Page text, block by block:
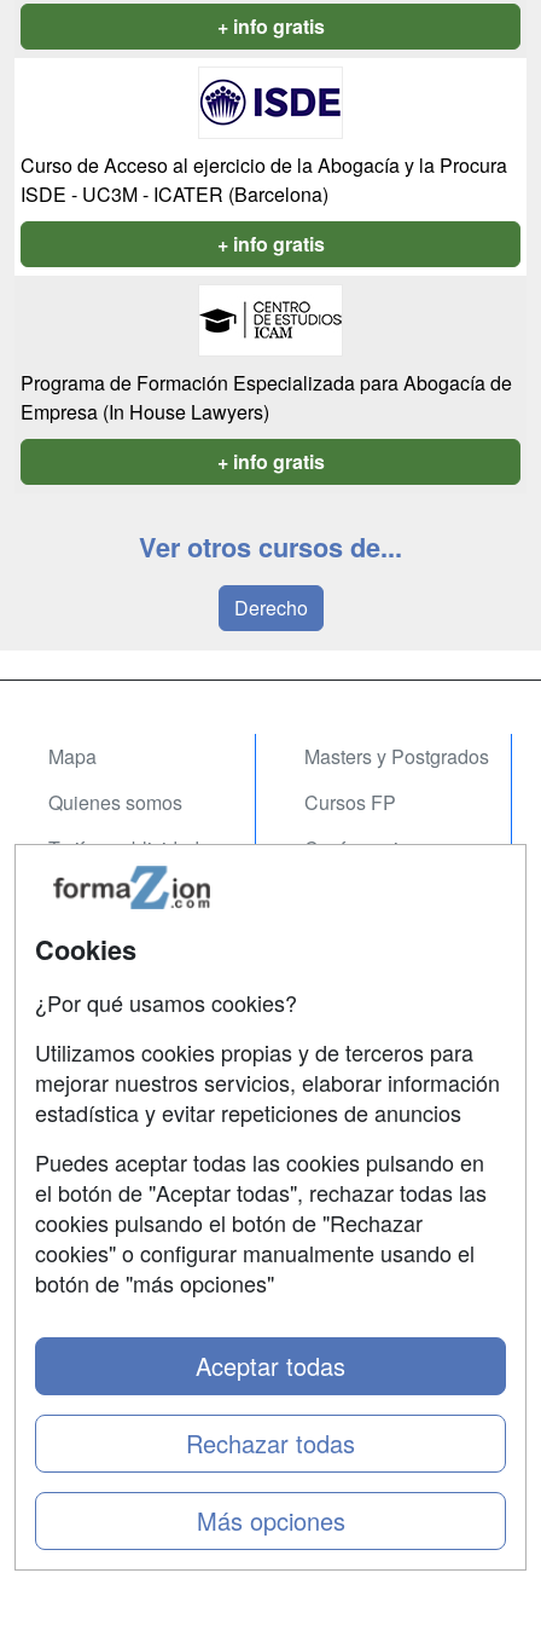
+ info gratis
Curso de Acceso al ejercicio de la Abogacía y la Procura
ISDE - UC3M - ICATER (Barcelona)
+ info gratis
Programa de Formación Especializada para Abogacía de
Empresa (In House Lawyers)
+ info gratis
Ver otros cursos de...
Derecho
Mapa
Quienes somos
Tarifas publicidad
Acceso Usuarios
Acceso Centros
Masters y Postgrados
Cursos FP
Conferencias
Contactar
Confidencialidad
Aviso legal
Copyleft
Cookies
¿Por qué usamos cookies?
Utilizamos cookies propias y de terceros para
mejorar nuestros servicios, elaborar información
estadística y evitar repeticiones de anuncios
Puedes aceptar todas las cookies pulsando en
el botón de "Aceptar todas", rechazar todas las
cookies pulsando el botón de "Rechazar
cookies" o configurar manualmente usando el
botón de "más opciones"
Más opciones
Rechazar todas
Aceptar todas